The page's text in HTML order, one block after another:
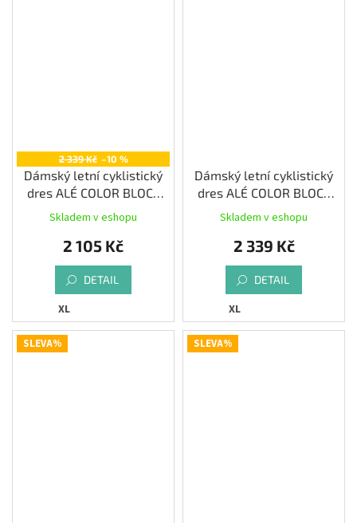
2 339 Kč –10 %
Dámský letní cyklistický
dres ALÉ COLOR BLOCK
PRAGMA, iris
Skladem v eshopu
2 105 Kč
DETAIL
XL
Dámský letní cyklistický
dres ALÉ COLOR BLOCK
PRAGMA, water green
Skladem v eshopu
2 339 Kč
DETAIL
XL
SLEVA% SLEVA%